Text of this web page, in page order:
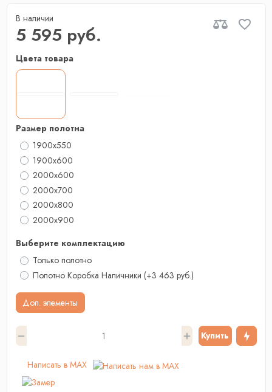
В наличии
5 595 руб.
Цвета товара
Размер полотна
1900x550
1900x600
2000x600
2000x700
2000х800
2000x900
Выберите комплектацию
Только полотно
Полотно Коробка Наличники (+3 463 руб.)
Доп. элементы
Купить
Написать в MAX